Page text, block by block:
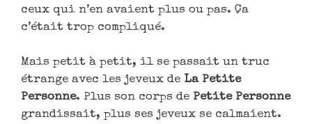
ceux qui n’en avaient plus ou pas. Ça
c’était trop compliqué.
Mais petit à petit, il se passait un truc
étrange avec les jeveux de La Petite
Personne. Plus son corps de Petite Personne
grandissait, plus ses jeveux se calmaient.